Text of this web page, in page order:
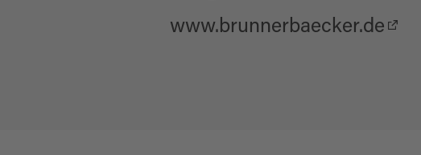
www.brunnerbaecker.de